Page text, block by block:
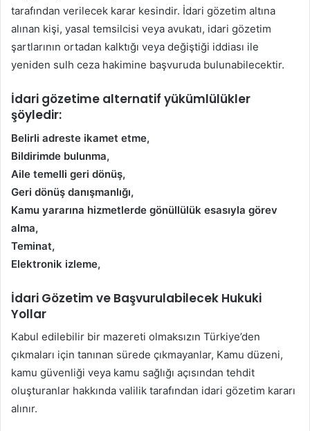
tarafından verilecek karar kesindir. İdari gözetim altına
alınan kişi, yasal temsilcisi veya avukatı, idari gözetim
şartlarının ortadan kalktığı veya değiştiği iddiası ile
yeniden sulh ceza hakimine başvuruda bulunabilecektir.
İdari gözetime alternatif yükümlülükler
şöyledir:
Belirli adreste ikamet etme,
Bildirimde bulunma,
Aile temelli geri dönüş,
Geri dönüş danışmanlığı,
Kamu yararına hizmetlerde gönüllülük esasıyla görev
alma,
Teminat,
Elektronik izleme,
İdari Gözetim ve Başvurulabilecek Hukuki
Yollar
Kabul edilebilir bir mazereti olmaksızın Türkiye’den
çıkmaları için tanınan sürede çıkmayanlar, Kamu düzeni,
kamu güvenliği veya kamu sağlığı açısından tehdit
oluşturanlar hakkında valilik tarafından idari gözetim kararı
alınır.